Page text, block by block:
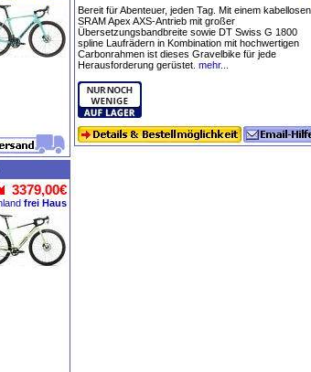
Bereit für Abenteuer, jeden Tag. Mit einem kabellosen
SRAM Apex AXS-Antrieb mit großer
Übersetzungsbandbreite sowie DT Swiss G 1800
spline Laufrädern in Kombination mit hochwertigen
Carbonrahmen ist dieses Gravelbike für jede
Herausforderung gerüstet. mehr...
3379,00€
frei Haus